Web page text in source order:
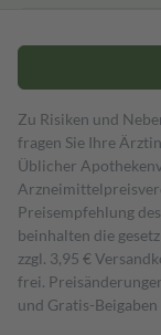
Zu Risiken und
fragen Sie Ihre
Üblicher
Preisempfehlung
beinhalten die
zzgl. 3,95 €
frei.
und Gratis-